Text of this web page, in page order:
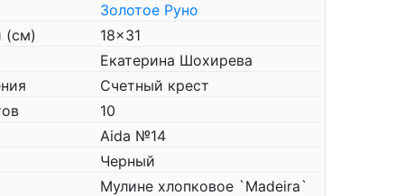
Золотое Руно
(см)
18x31
Екатерина Шохирева
Счетный крест
10
Aida №14
Черный
Мулине хлопковое `Madeira`